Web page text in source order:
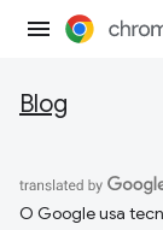
Blog
O Google usa